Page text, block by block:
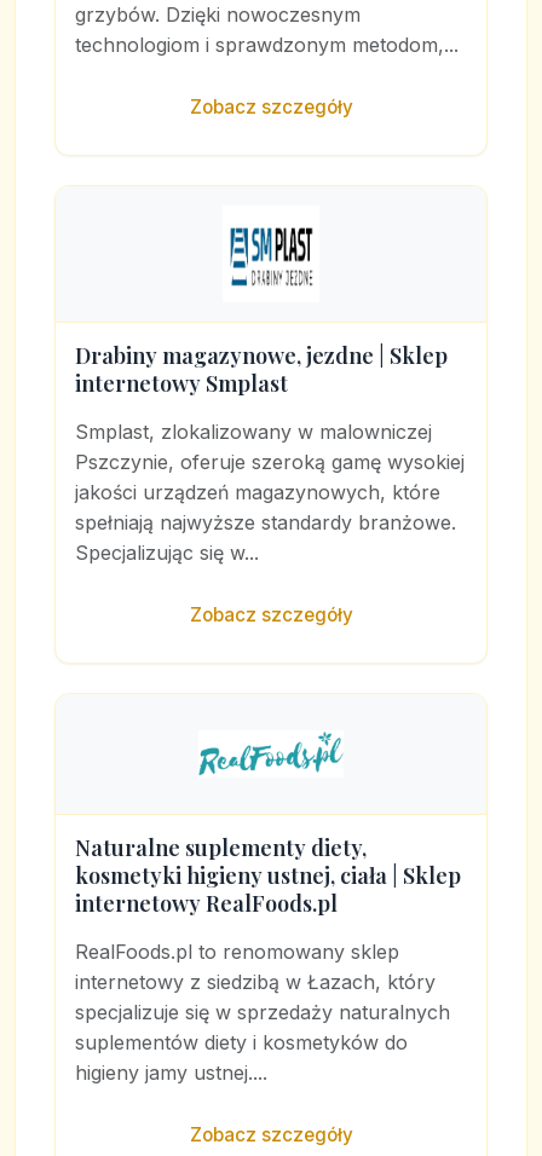
grzybów. Dzięki nowoczesnym
technologiom i sprawdzonym metodom,...
Zobacz szczegóły
Drabiny magazynowe, jezdne | Sklep
internetowy Smplast
Smplast, zlokalizowany w malowniczej
Pszczynie, oferuje szeroką gamę wysokiej
jakości urządzeń magazynowych, które
spełniają najwyższe standardy branżowe.
Specjalizując się w...
Zobacz szczegóły
Naturalne suplementy diety,
kosmetyki higieny ustnej, ciała | Sklep
internetowy RealFoods.pl
RealFoods.pl to renomowany sklep
internetowy z siedzibą w Łazach, który
specjalizuje się w sprzedaży naturalnych
suplementów diety i kosmetyków do
higieny jamy ustnej....
Zobacz szczegóły